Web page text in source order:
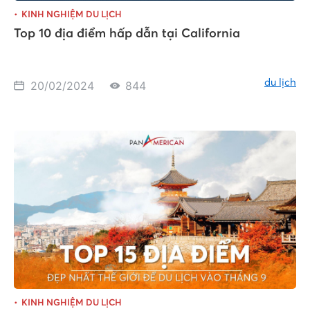
KINH NGHIỆM DU LỊCH
Top 10 địa điểm hấp dẫn tại California
20/02/2024 844 du lịch
KINH NGHIỆM DU LỊCH